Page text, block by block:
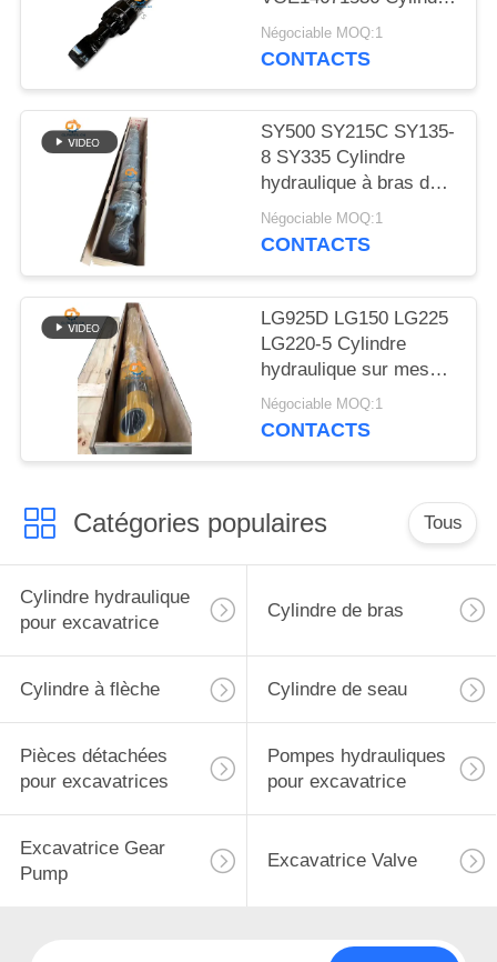
AFFAIRES
PLAN
POLITIQUE
DE
CONFIDENTIALITÉ
hydraulique à bouchon
à bras pour EC480D
Négociable MOQ:1
CONTACTS
SY500 SY215C SY135-
8 SY335 Cylindre
hydraulique à bras de
soupape cylindre sur
excavatrice
Négociable MOQ:1
CONTACTS
LG925D LG150 LG225
LG220-5 Cylindre
hydraulique sur mesure
avec bouchon de bras
pour excavatrice
Négociable MOQ:1
CONTACTS
Catégories populaires Tous
Cylindre hydraulique
pour excavatrice
Cylindre de bras
Cylindre à flèche Cylindre de seau
Pièces détachées
pour excavatrices
Pompes hydrauliques
pour excavatrice
Excavatrice Gear
Pump
Excavatrice Valve